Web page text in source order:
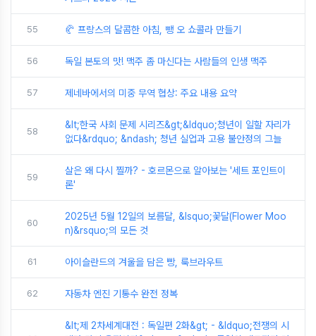
55 🥐 프랑스의 달콤한 아침, 뺑 오 쇼콜라 만들기
56 독일 본토의 맛! 맥주 좀 마신다는 사람들의 인생 맥주
57 제네바에서의 미중 무역 협상: 주요 내용 요약
58
&lt;한국 사회 문제 시리즈&gt;&ldquo;청년이 일할 자리가
없다&rdquo; &ndash; 청년 실업과 고용 불안정의 그늘
59
살은 왜 다시 찔까? - 호르몬으로 알아보는 '세트 포인트이
론'
60
2025년 5월 12일의 보름달, &lsquo;꽃달(Flower Moo
n)&rsquo;의 모든 것
61 아이슬란드의 겨울을 담은 빵, 룩브라우트
62 자동차 엔진 기통수 완전 정복
&lt;제 2차세계대전 : 독일편 2화&gt; - &ldquo;전쟁의 시